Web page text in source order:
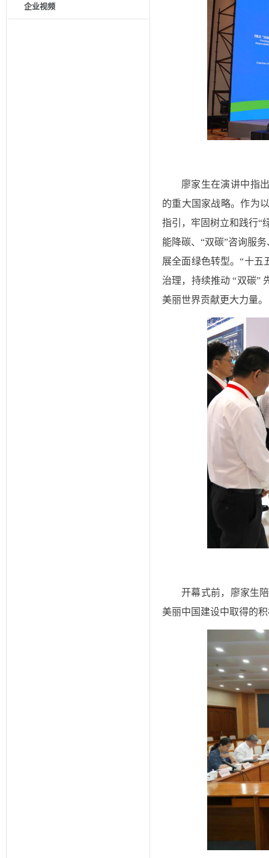
的重大国家战略。作为
指引，牢固树立和践行“
能降碳、“双碳”咨询服
展全面绿色转型。“十五
治理，持续推动 “双碳”
美丽世界贡献更大力量。
美丽中国建设中取得的